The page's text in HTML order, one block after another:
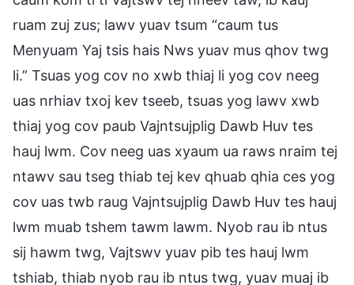
ruam zuj zus; lawv yuav tsum “caum tus
Menyuam Yaj tsis hais Nws yuav mus qhov twg
li.” Tsuas yog cov no xwb thiaj li yog cov neeg
uas nrhiav txoj kev tseeb, tsuas yog lawv xwb
thiaj yog cov paub Vajntsujplig Dawb Huv tes
hauj lwm. Cov neeg uas xyaum ua raws nraim tej
ntawv sau tseg thiab tej kev qhuab qhia ces yog
cov uas twb raug Vajntsujplig Dawb Huv tes hauj
lwm muab tshem tawm lawm. Nyob rau ib ntus
sij hawm twg, Vajtswv yuav pib tes hauj lwm
tshiab, thiab nyob rau ib ntus twg, yuav muaj ib